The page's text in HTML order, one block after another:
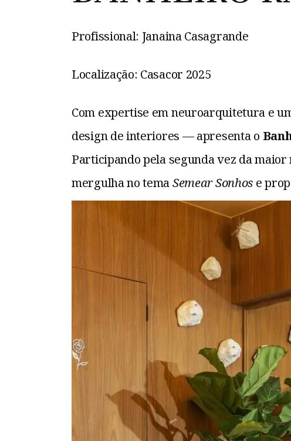
Profissional: Janaina Casagrande
Localização: Casacor 2025
Com expertise em neuroarquitetura e
design de interiores — apresenta o
Participando pela segunda vez da
mergulha no temaSemear Sonhos e